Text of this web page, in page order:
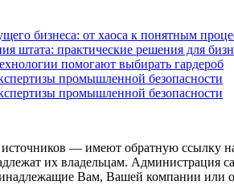
бизнеса: от хаоса к понятным
штата: практические решения для
помогают выбирать гардероб
промышленной безопасности
промышленной безопасности
— имеют обратную ссылку
их владельцам. Администрация
Вам, Вашей компании или